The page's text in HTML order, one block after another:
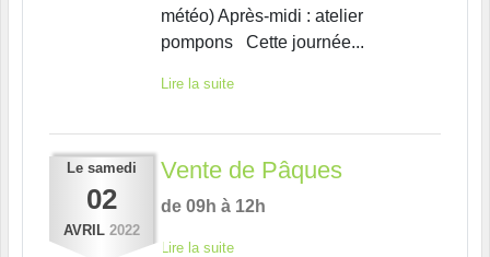
météo) Après-midi : atelier
pompons Cette journée...
Lire la suite
Le samedi
02
AVRIL 2022
Vente de Pâques
de 09h à 12h
Lire la suite